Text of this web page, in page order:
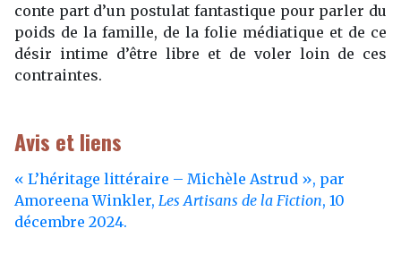
conte part d’un postulat fantastique pour parler du
poids de la famille, de la folie médiatique et de ce
désir intime d’être libre et de voler loin de ces
contraintes.
Avis et liens
« L’héritage littéraire – Michèle Astrud », par
Amoreena Winkler, Les Artisans de la Fiction, 10
décembre 2024.